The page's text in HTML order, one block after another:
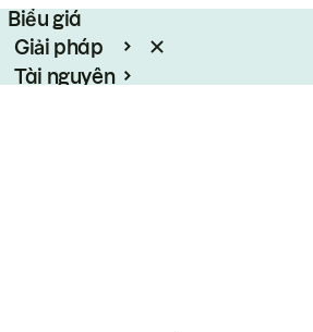
Biểu giá
Giải pháp
Tài nguyên